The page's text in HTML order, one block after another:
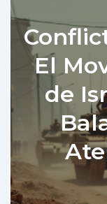
El
de